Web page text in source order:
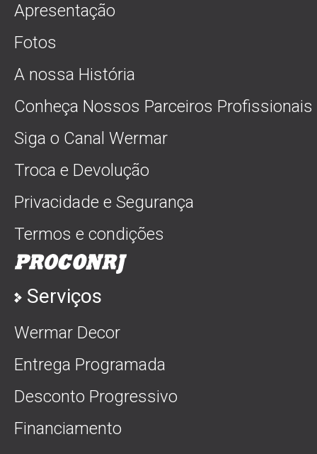
Apresentação
Fotos
A nossa História
Conheça Nossos Parceiros Profissionais
Siga o Canal Wermar
Troca e Devolução
Privacidade e Segurança
Termos e condições
Serviços
Wermar Decor
Entrega Programada
Desconto Progressivo
Financiamento